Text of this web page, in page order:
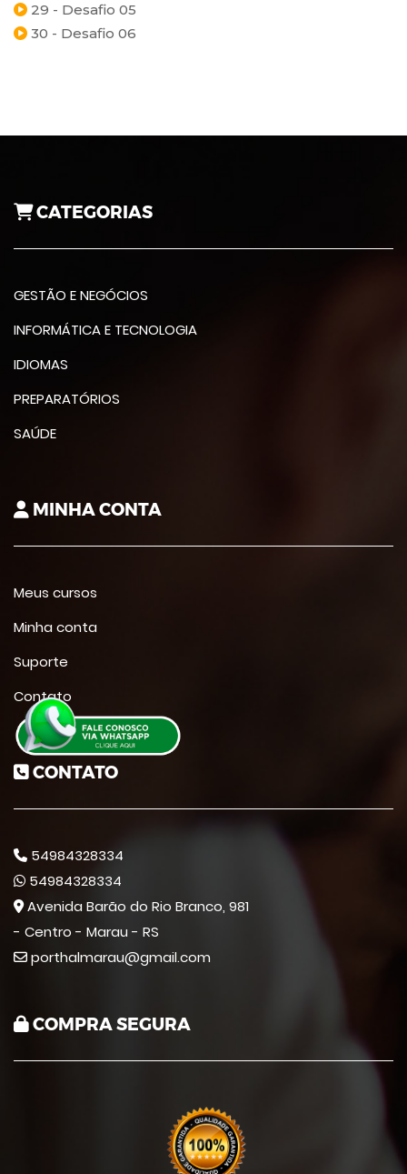
29 - Desafio 05
30 - Desafio 06
CATEGORIAS
GESTÃO E NEGÓCIOS
INFORMÁTICA E TECNOLOGIA
IDIOMAS
PREPARATÓRIOS
SAÚDE
MINHA CONTA
Meus cursos
Minha conta
Suporte
Contato
CONTATO
54984328334
54984328334
Avenida Barão do Rio Branco, 981
- Centro - Marau - RS
porthalmarau@gmail.com
COMPRA SEGURA